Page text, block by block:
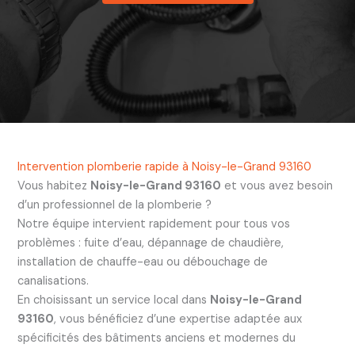
Intervention plomberie rapide à Noisy-le-Grand 93160
Vous habitez Noisy-le-Grand 93160 et vous avez besoin
d’un professionnel de la plomberie ?
Notre équipe intervient rapidement pour tous vos
problèmes : fuite d’eau, dépannage de chaudière,
installation de chauffe-eau ou débouchage de
canalisations.
En choisissant un service local dans Noisy-le-Grand
93160, vous bénéficiez d’une expertise adaptée aux
spécificités des bâtiments anciens et modernes du